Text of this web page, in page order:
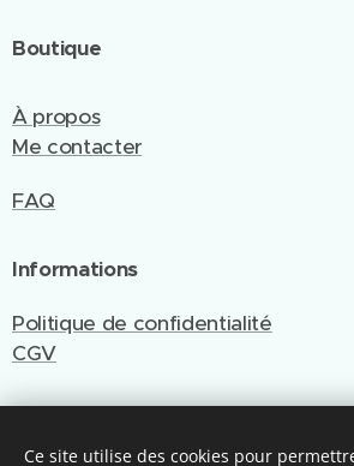
Boutique
À propos
Me contacter
FAQ
Informations
Politique de confidentialité
CGV
Site créé et géré par Emy
Ce site utilise des cookies pour